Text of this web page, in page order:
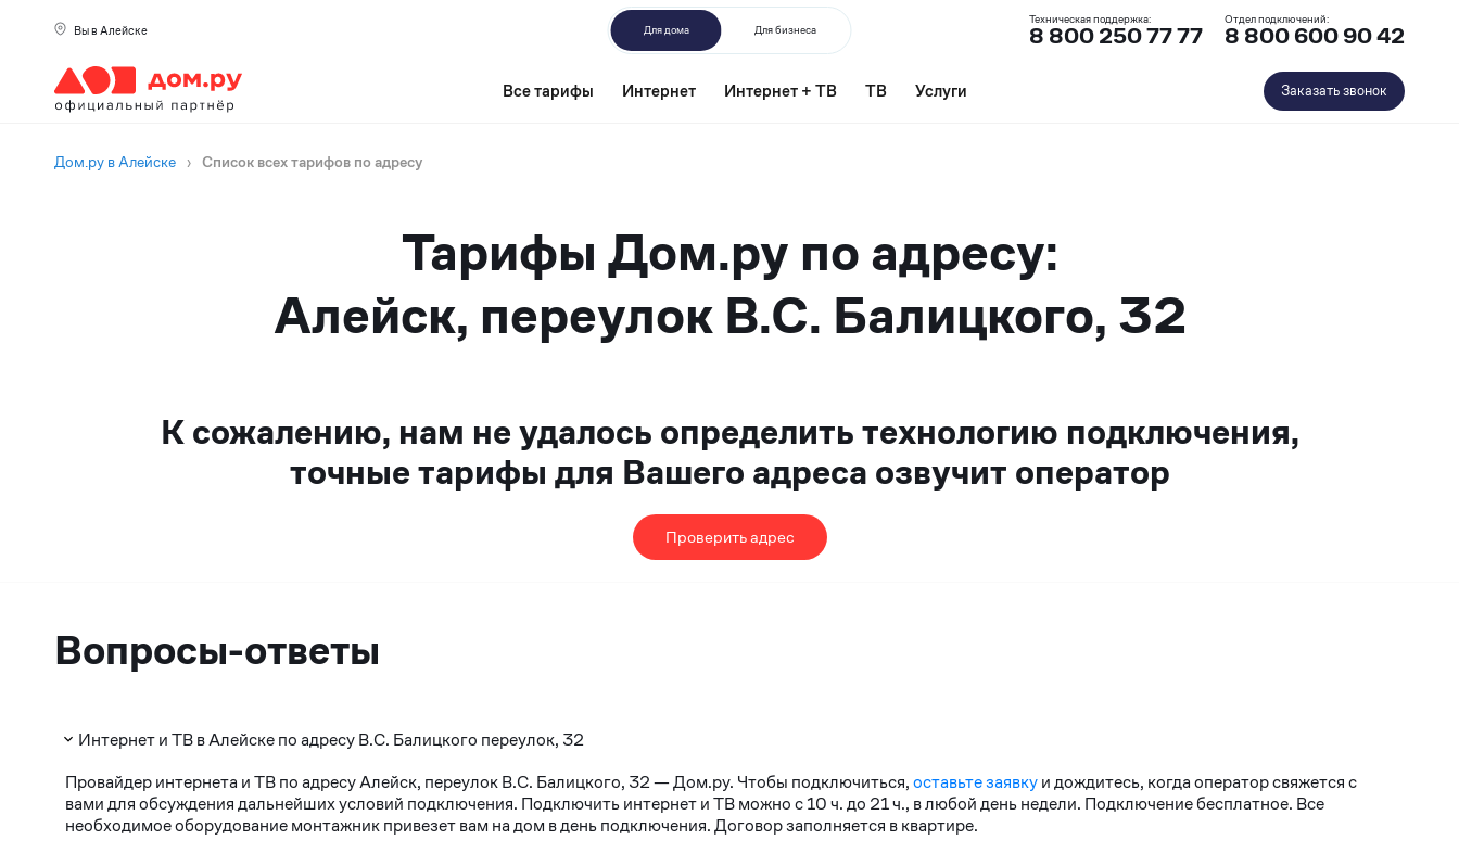
Вы в Алейске Для дома Для бизнеса
Техническая поддержка:
8 800 250 77 77
Отдел подключений:
8 800 600 90 42
Все тарифы Интернет Интернет + ТВ ТВ Услуги Заказать звонок
Дом.ру в Алейске › Список всех тарифов по адресу
Тарифы Дом.ру по адресу:
Алейск, переулок В.С. Балицкого, 32
К сожалению, нам не удалось определить технологию подключения,
точные тарифы для Вашего адреса озвучит оператор
Проверить адрес
Вопросы-ответы
Интернет и ТВ в Алейске по адресу В.С. Балицкого переулок, 32
Провайдер интернета и ТВ по адресу Алейск, переулок В.С. Балицкого, 32 — Дом.ру. Чтобы подключиться,оставьте заявкуи дождитесь, когда оператор свяжется с
вами для обсуждения дальнейших условий подключения. Подключить интернет и ТВ можно с 10 ч. до 21 ч., в любой день недели. Подключение бесплатное. Все
необходимое оборудование монтажник привезет вам на дом в день подключения. Договор заполняется в квартире.